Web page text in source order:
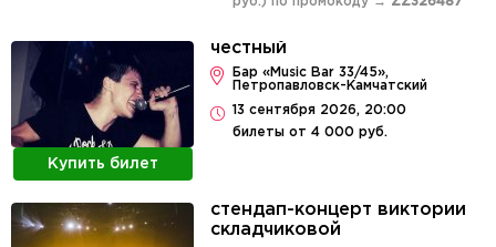
Купить билет
честный
Бар «Music Bar 33/45»,
Петропавловск-Камчатский
13 сентября 2026, 20:00
билеты от 4 000 руб.
стендап-концерт виктории
складчиковой